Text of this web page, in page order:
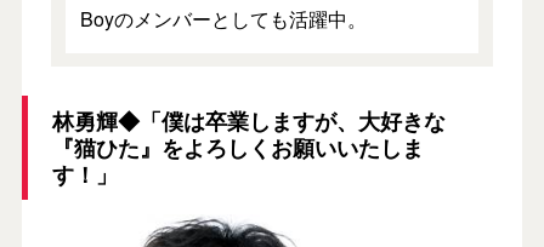
Boyのメンバーとしても活躍中。
林勇輝◆「僕は卒業しますが、大好きな
『猫ひた』をよろしくお願いいたしま
す！」